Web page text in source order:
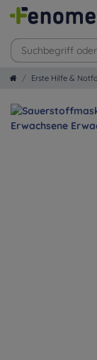
Erste Hilfe &